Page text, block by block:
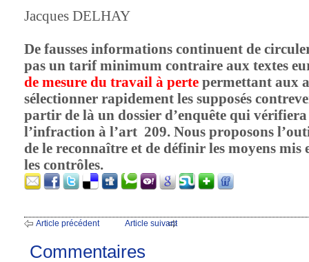
Jacques DELHAY
De fausses informations continuent de
pas un tarif minimum contraire aux textes
de mesure du travail à perte permettant aux
sélectionner rapidement les supposés
partir de là un dossier d’enquête qui
l’infraction à l’art 209. Nous proposons
de le reconnaître et de définir les moyens
les contrôles.
Article précédent Article suivant
Commentaires